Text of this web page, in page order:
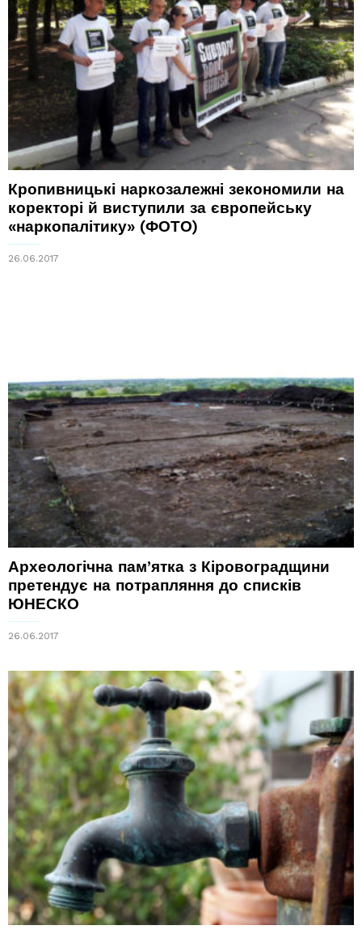
Кропивницькі наркозалежні зекономили на
коректорі й виступили за європейську
«наркопалітику» (ФОТО)
26.06.2017
Археологічна пам’ятка з Кіровоградщини
претендує на потрапляння до списків
ЮНЕСКО
26.06.2017